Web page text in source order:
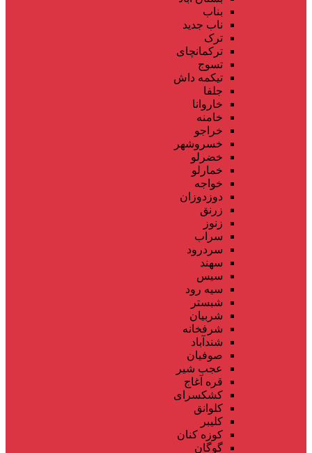
بناب
ناب جدید
ترک
ترکمانچای
تسوج
تیکمه داش
جلفا
خاروانا
خامنه
خراجو
خسروشهر
خضرلو
خمارلو
خواجه
دوزدوزان
زرنق
زنوز
سراب
سردرود
سهند
سیس
سیه رود
شبستر
شربیان
شرفخانه
شندآباد
صوفیان
عجب شیر
قره آغاج
کشکسرای
کلوانق
کلیبر
کوزه کنان
گوگان